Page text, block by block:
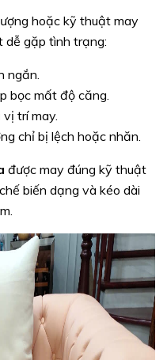
hoặc kỹ thuật may
dễ gặp tình trạng:
ngắn.
bọc mất độ căng.
trí may.
chỉ bị lệch hoặc nhăn.
được may đúng kỹ thuật
biến dạng và kéo dài